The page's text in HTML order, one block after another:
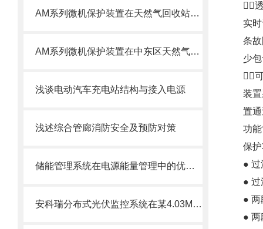
AM系列微机保护装置在天然气回收站配电工程中的应用
AM系列微机保护装置在中东区天然气回收站配电工程中的应用
浅谈电动汽车充电站结构与接入电源
浅述综合管廊消防安全及预防对策
储能管理系统在电源能量管理中的优化策略研究
安科瑞分布式光伏监控系统在某4.03MW分布式光伏10KV并网系统的应用

实
条
少

装
置
功
保
● 过
● 过
● 两
● 两